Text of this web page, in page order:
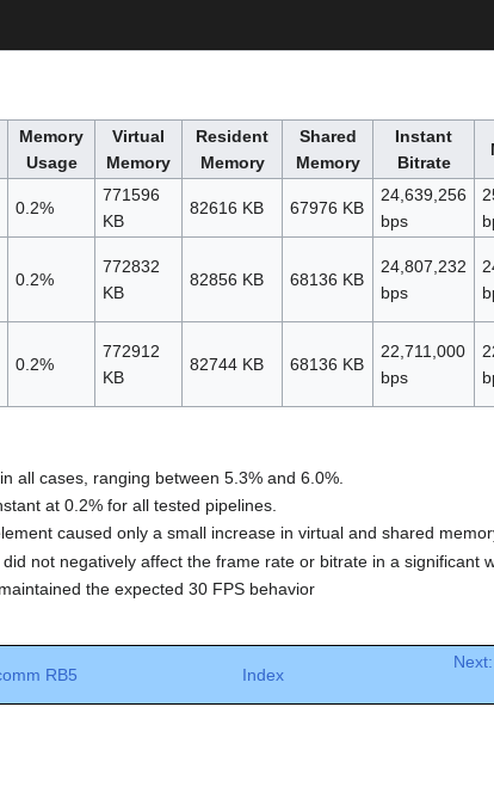
Memory
Usage
Virtual
Memory
Resident
Memory
Shared
Memory
Instant
Bitrate
0.2%
771596
KB
82616 KB 67976 KB
24,639,256
bps
0.2%
772832
KB
82856 KB 68136 KB
24,807,232
bps
0.2%
772912
KB
82744 KB 68136 KB
22,711,000
bps
all cases, ranging between 5.3% and 6.0%.
at 0.2% for all tested pipelines.
caused only a small increase in virtual and shared
not negatively affect the frame rate or bitrate in a significant
the expected 30 FPS behavior
RB5 Index